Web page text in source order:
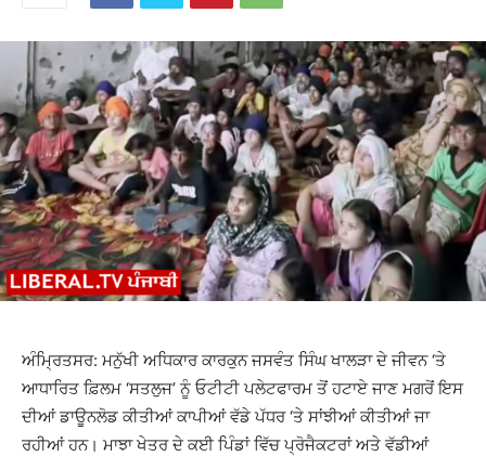
ਅੰਮ੍ਰਿਤਸਰ: ਮਨੁੱਖੀ ਅਧਿਕਾਰ ਕਾਰਕੁਨ ਜਸਵੰਤ ਸਿੰਘ ਖਾਲੜਾ ਦੇ ਜੀਵਨ ‘ਤੇ
ਆਧਾਰਿਤ ਫ਼ਿਲਮ ‘ਸਤਲੁਜ’ ਨੂੰ ਓਟੀਟੀ ਪਲੇਟਫਾਰਮ ਤੋਂ ਹਟਾਏ ਜਾਣ ਮਗਰੋਂ ਇਸ
ਦੀਆਂ ਡਾਊਨਲੋਡ ਕੀਤੀਆਂ ਕਾਪੀਆਂ ਵੱਡੇ ਪੱਧਰ ‘ਤੇ ਸਾਂਝੀਆਂ ਕੀਤੀਆਂ ਜਾ
ਰਹੀਆਂ ਹਨ। ਮਾਝਾ ਖੇਤਰ ਦੇ ਕਈ ਪਿੰਡਾਂ ਵਿੱਚ ਪ੍ਰੋਜੈਕਟਰਾਂ ਅਤੇ ਵੱਡੀਆਂ